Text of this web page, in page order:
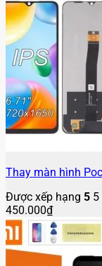
Thay màn hình
Được xếp hạng 5 5
450.000₫